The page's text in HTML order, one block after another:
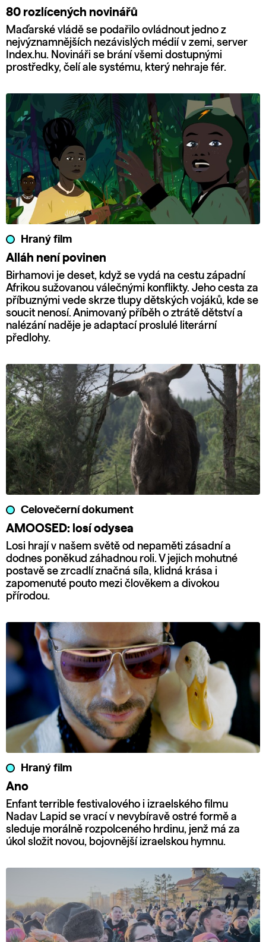
80 rozlícených novinářů
Maďarské vládě se podařilo ovládnout jedno z
nejvýznamnějších nezávislých médií v zemi, server
Index.hu. Novináři se brání všemi dostupnými
prostředky, čelí ale systému, který nehraje fér.
Hraný film
Alláh není povinen
Birhamovi je deset, když se vydá na cestu západní
Afrikou sužovanou válečnými konflikty. Jeho cesta za
příbuznými vede skrze tlupy dětských vojáků, kde se
soucit nenosí. Animovaný příběh o ztrátě dětství a
nalézání naděje je adaptací proslulé literární
předlohy.
Celovečerní dokument
AMOOSED: losí odysea
Losi hrají v našem světě od nepaměti zásadní a
dodnes poněkud záhadnou roli. V jejich mohutné
postavě se zrcadlí značná síla, klidná krása i
zapomenuté pouto mezi člověkem a divokou
přírodou.
Hraný film
Ano
Enfant terrible festivalového i izraelského filmu
Nadav Lapid se vrací v nevybíravě ostré formě a
sleduje morálně rozpolceného hrdinu, jenž má za
úkol složit novou, bojovnější izraelskou hymnu.